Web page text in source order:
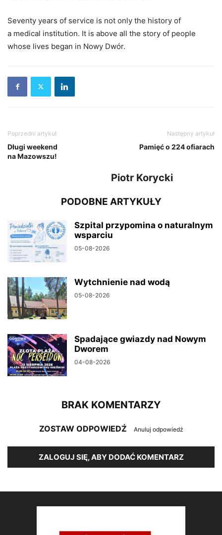
Seventy years of service is not only the history of
a medical institution. It is above all the story of people
whose lives began in Nowy Dwór.
Poprzedni artykuł
Długi weekend
na Mazowszu!
Następny artykuł
Pamięć o 224 ofiarach
Piotr Korycki
PODOBNE ARTYKUŁY
Szpital przypomina o naturalnym
wsparciu
05-08-2026
Wytchnienie nad wodą
05-08-2026
Spadające gwiazdy nad Nowym
Dworem
04-08-2026
BRAK KOMENTARZY
ZOSTAW ODPOWIEDŹ Anuluj odpowiedź
ZALOGUJ SIĘ, ABY DODAĆ KOMENTARZ